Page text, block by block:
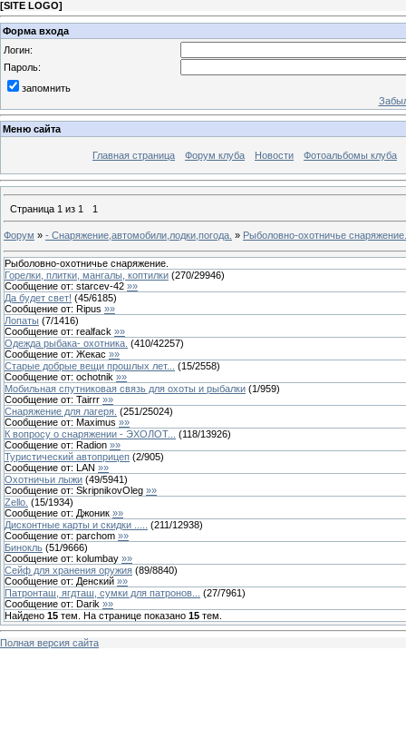
[SITE LOGO]
Форма входа
Логин:
Пароль:
запомнить
Меню сайта
Главная страница Форум клуба Новости Фотоальбомы клуба
Страница 1 из 1 1
Форум » - Снаряжение,автомобили,лодки,погода. » Рыболовно-охотничье снаряжение.
Рыболовно-охотничье снаряжение.
Горелки, плитки, мангалы, коптилки (270/29946)
Сообщение от: starcev-42 »»
Да будет свет! (45/6185)
Сообщение от: Ripus »»
Лопаты (7/1416)
Сообщение от: realfack »»
Одежда рыбака- охотника. (410/42257)
Сообщение от: Жекас »»
Старые добрые вещи прошлых лет...
(15/2558)
Сообщение от: ochotnik »»
Мобильная спутниковая связь для охоты и рыбалки (1/959)
Сообщение от: Tairrr »»
Снаряжение для лагеря. (251/25024)
Сообщение от: Maximus »»
К вопросу о снаряжении - ЭХОЛОТ...
(118/13926)
Сообщение от: Radion »»
Туристический автоприцеп (2/905)
Сообщение от: LAN »»
Охотничьи лыжи (49/5941)
Сообщение от: SkripnikovOleg »»
Zello. (15/1934)
Сообщение от: Джоник »»
Дисконтные карты и скидки .....
(211/12938)
Сообщение от: parchom »»
Бинокль (51/9666)
Сообщение от: kolumbay »»
Cейф для хранения оружия (89/8840)
Сообщение от: Денский »»
Патронташ, ягдташ, сумки для патронов...
(27/7961)
Сообщение от: Darik »»
Найдено 15 тем. На странице показано 15 тем.
Полная версия сайта